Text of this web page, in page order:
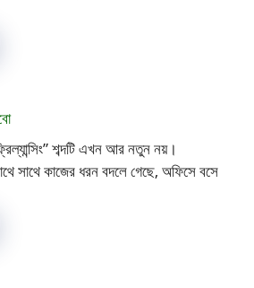
শব্দটি এখন আর নতুন নয়।
সাথে কাজের ধরন বদলে গেছে, অফিসে বসে